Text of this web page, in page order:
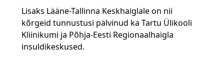
Lisaks Lääne-Tallinna Keskhaiglale on nii
kõrgeid tunnustusi pälvinud ka Tartu Ülikooli
Kliinikumi ja Põhja-Eesti Regionaalhaigla
insuldikeskused.